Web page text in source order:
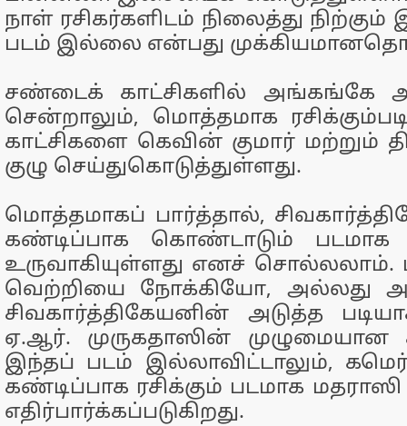
நாள் ரசிகர்களிடம் நிலைத்து
படம் இல்லை என்பது
சண்டைக் காட்சிகளில் அங்கங்கே
சென்றாலும், மொத்தமாக
காட்சிகளை கெவின் குமார் மற்றும்
குழு செய்துகொடுத்துள்ளது.
மொத்தமாகப் பார்த்தால்,
கண்டிப்பாக கொண்டாடும் படமாக
உருவாகியுள்ளது எனச் சொல்லலாம்.
வெற்றியை நோக்கியோ, அல்லது
சிவகார்த்திகேயனின் அடுத்த
ஏ.ஆர். முருகதாஸின்
இந்தப் படம் இல்லாவிட்டாலும்,
கண்டிப்பாக ரசிக்கும் படமாக
எதிர்பார்க்கப்படுகிறது.